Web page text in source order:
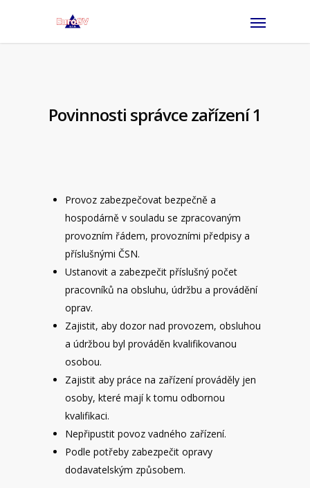
Povinnosti správce zařízení 1
Provoz zabezpečovat bezpečně a
hospodárně v souladu se zpracovaným
provozním řádem, provozními předpisy a
příslušnými ČSN.
Ustanovit a zabezpečit příslušný počet
pracovníků na obsluhu, údržbu a provádění
oprav.
Zajistit, aby dozor nad provozem, obsluhou
a údržbou byl prováděn kvalifikovanou
osobou.
Zajistit aby práce na zařízení prováděly jen
osoby, které mají k tomu odbornou
kvalifikaci.
Nepřipustit povoz vadného zařízení.
Podle potřeby zabezpečit opravy
dodavatelským způsobem.